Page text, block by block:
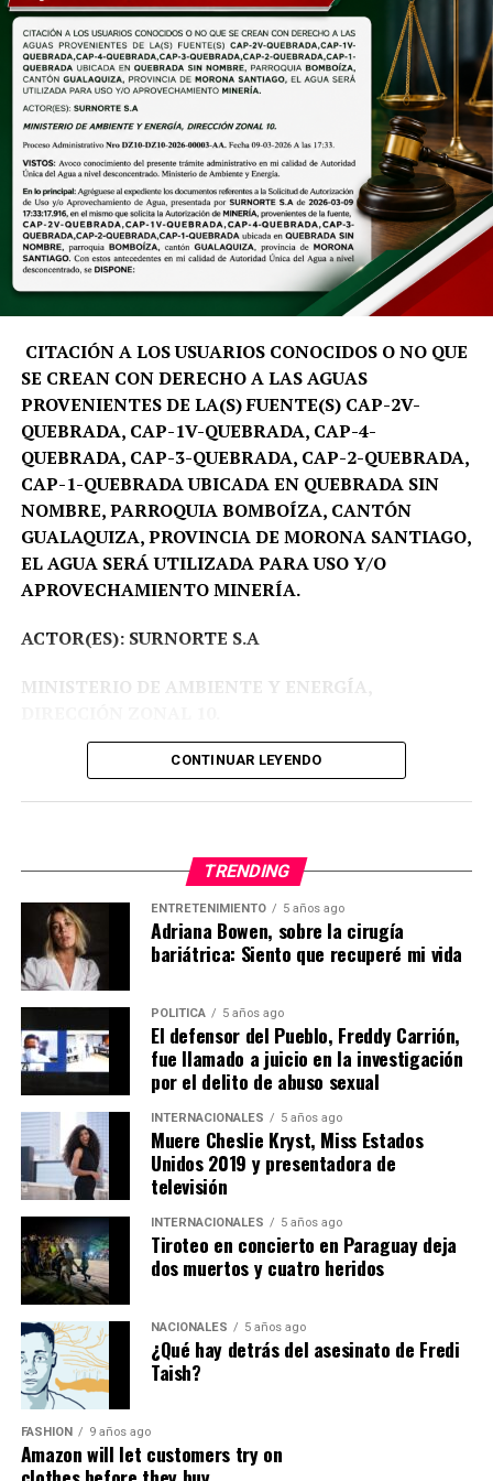
CITACIÓN A LOS USUARIOS CONOCIDOS O NO QUE
SE CREAN CON DERECHO A LAS AGUAS
PROVENIENTES DE LA(S) FUENTE(S) CAP-2V-
QUEBRADA, CAP-1V-QUEBRADA, CAP-4-
QUEBRADA, CAP-3-QUEBRADA, CAP-2-QUEBRADA,
CAP-1-QUEBRADA UBICADA EN QUEBRADA SIN
NOMBRE, PARROQUIA BOMBOÍZA, CANTÓN
GUALAQUIZA, PROVINCIA DE MORONA SANTIAGO,
EL AGUA SERÁ UTILIZADA PARA USO Y/O
APROVECHAMIENTO MINERÍA.
ACTOR(ES): SURNORTE S.A
MINISTERIO DE AMBIENTE Y ENERGÍA,
Proceso Administrativo Nro DZ10-DZ10-2026-
Avoco conocimiento del presente trámite
administrativo en mi calidad de Autoridad Única del
Agua a nivel desconcentrado. Ministerio de Ambiente y
Energía.
En lo principal:
documentos referentes a la Solicitud de Autorización de
Uso y/o Aprovechamiento de Agua, presentada por
SURNORTE S.A , de fecha2026-03-09 17:33:17.916, en
el mismo que solicita la Autorización deMINERÍA
provenientes de la fuenteCAP-2V-QUEBRADA, CAP-
1V-QUEBRADA, CAP-4-QUEBRADA, CAP-3-
QUEBRADA, CAP-2-QUEBRADA, CAP-1-QUEBRADA
ubicada enQUEBRADA SIN NOMBRE
BOMBOÍZA
, cantónGUALAQUIZA, provincia de
MORONA SANTIAGO.
Con estos antecedentes, en mi calidad de Autoridad
Única del Agua a nivel desconcentrado, se:
DISPONE:
1.-Aceptar a trámite la solicitud de Autorización de Uso
y/o Aprovechamiento de Agua para
CONTINUAR LEYENDO
TRENDING
ENTRETENIMIENTO 5 años ago
Adriana Bowen, sobre la cirugía
bariátrica: Siento que recuperé mi vida
POLITICA 5 años ago
El defensor del Pueblo, Freddy Carrión,
fue llamado a juicio en la investigación
por el delito de abuso sexual
INTERNACIONALES 5 años ago
Muere Cheslie Kryst, Miss Estados
Unidos 2019 y presentadora de
televisión
INTERNACIONALES 5 años ago
Tiroteo en concierto en Paraguay deja
dos muertos y cuatro heridos
NACIONALES 5 años ago
¿Qué hay detrás del asesinato de Fredi
Taish?
FASHION 9 años ago
Amazon will let customers try on